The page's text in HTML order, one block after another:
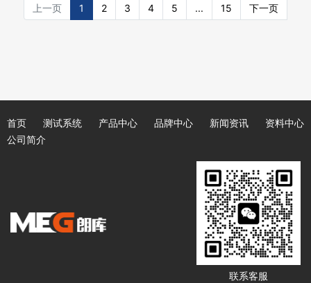
上一页 1 2 3 4 5 ... 15 下一页
首页 测试系统 产品中心 品牌中心 新闻资讯
资料中心
公司简介
联系客服